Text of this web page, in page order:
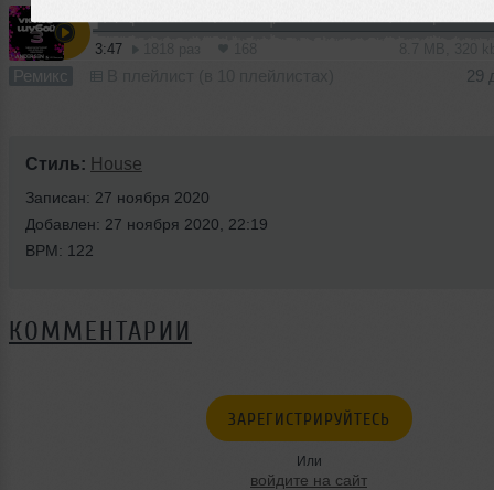
3:47
Ремикс 29
Стиль: House
Записан: 27 ноября 2020
Добавлен: 27 ноября 2020, 22:19
BPM: 122
КОММЕНТАРИИ
ЗАРЕГИСТРИРУЙТЕСЬ
Или
войдите на сайт